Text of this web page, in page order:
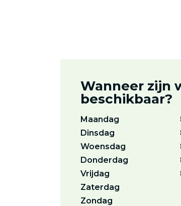
Wanneer zijn
beschikbaar?
Maandag
Dinsdag
Woensdag
Donderdag
Vrijdag
Zaterdag
Zondag